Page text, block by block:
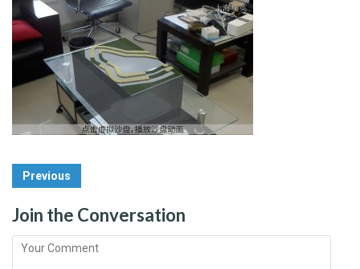
Post
Navigation
Previous
Join the Conversation